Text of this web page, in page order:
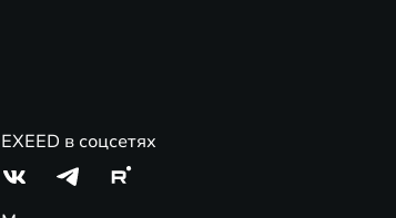
EXEED в соцсетях